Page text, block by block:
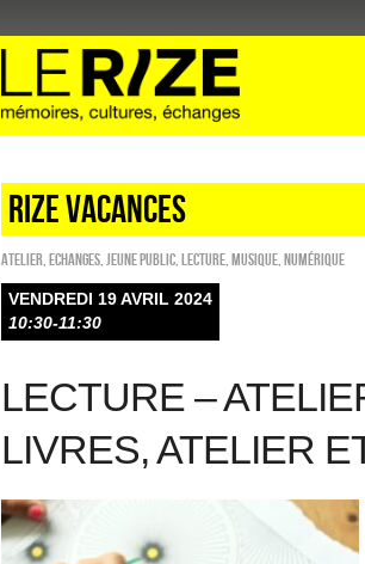
RIZE VACANCES
Atelier ECHANGES Jeune public Lecture Musique Numérique
VENDREDI 19 AVRIL 2024
10:30-11:30
LECTURE –
LIVRES, ATELIER